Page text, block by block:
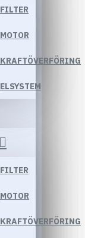
FILTER
MOTOR
KRAFTÖVERFÖRING
ELSYSTEM
FILTER
MOTOR
KRAFTÖVERFÖRING